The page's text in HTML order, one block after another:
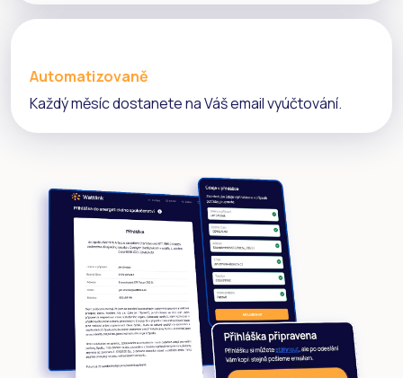
Automatizovaně
Každý měsíc dostanete na Váš email vyúčtování.